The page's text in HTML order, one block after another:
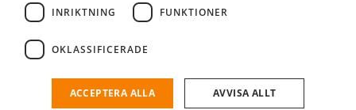
logga in
Kostnadsfri företagsprofil
och söka efter passande kandidater till ditt företag.
INRIKTNING FUNKTIONER
OKLASSIFICERADE
ACCEPTERA ALLA AVVISA ALLT